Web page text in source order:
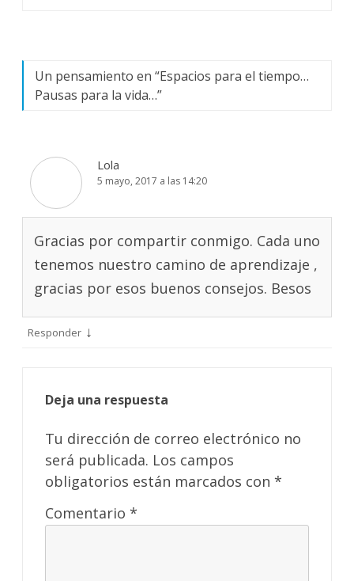
Un pensamiento en “Espacios para el tiempo…
Pausas para la vida…”
Lola
5 mayo, 2017 a las 14:20
Gracias por compartir conmigo. Cada uno
tenemos nuestro camino de aprendizaje ,
gracias por esos buenos consejos. Besos
Responder ↓
Deja una respuesta
Tu dirección de correo electrónico no
será publicada. Los campos
obligatorios están marcados con *
Comentario *